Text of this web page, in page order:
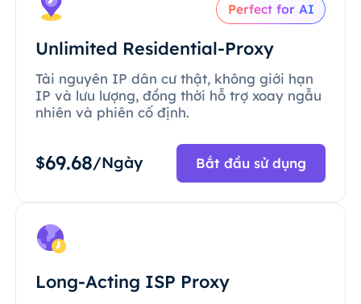
Perfect for AI
Unlimited Residential-Proxy
Tài nguyên IP dân cư thật, không giới hạn
IP và lưu lượng, đồng thời hỗ trợ xoay ngẫu
nhiên và phiên cố định.
$69.68/Ngày Bắt đầu sử dụng
Long-Acting ISP Proxy